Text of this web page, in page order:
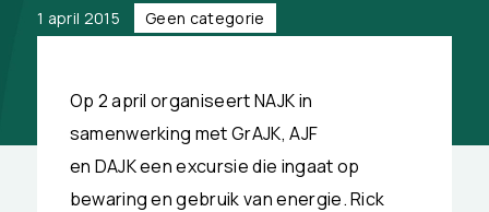
1 april 2015 Geen categorie
Op 2 april organiseert NAJK in
samenwerking met GrAJK, AJF
en DAJK een excursie die ingaat op
bewaring en gebruik van energie. Rick